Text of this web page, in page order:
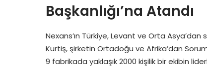
Başkanlığı’na Atandı
Nexans’ın Türkiye, Levant ve Orta
Kurtiş, şirketin Ortadoğu ve Afrika’dan
9 fabrikada yaklaşık 2000 kişilik bir ekibin